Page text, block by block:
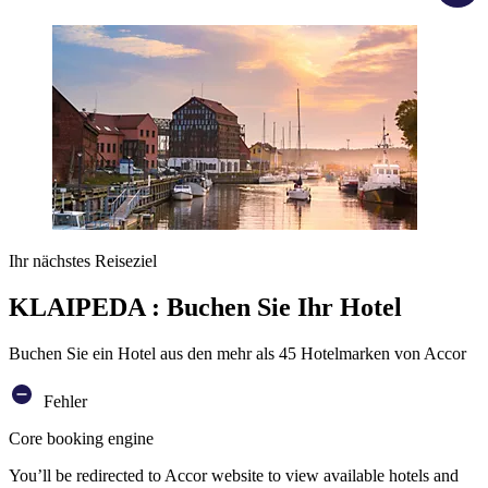
Ihr nächstes Reiseziel
KLAIPEDA : Buchen Sie Ihr Hotel
Buchen Sie ein Hotel aus den mehr als 45 Hotelmarken von Accor
Fehler
Core booking engine
You’ll be redirected to Accor website to view available hotels and